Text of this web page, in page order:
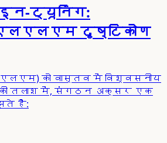
ट्यूनिंग:
दृष्टिकोण
को वास्तव में विश्वसनीय
तलाश में, संगठन अक्सर एक
हैं: